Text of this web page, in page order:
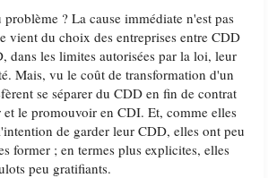
? La cause immédiate n'est pas
vient du choix des entreprises entre CDD
dans les limites autorisées par la loi, leur
Mais, vu le coût de transformation d'un
se séparer du CDD en fin de contrat
le promouvoir en CDI. Et, comme elles
de garder leur CDD, elles ont peu
former ; en termes plus explicites, elles
peu gratifiants.